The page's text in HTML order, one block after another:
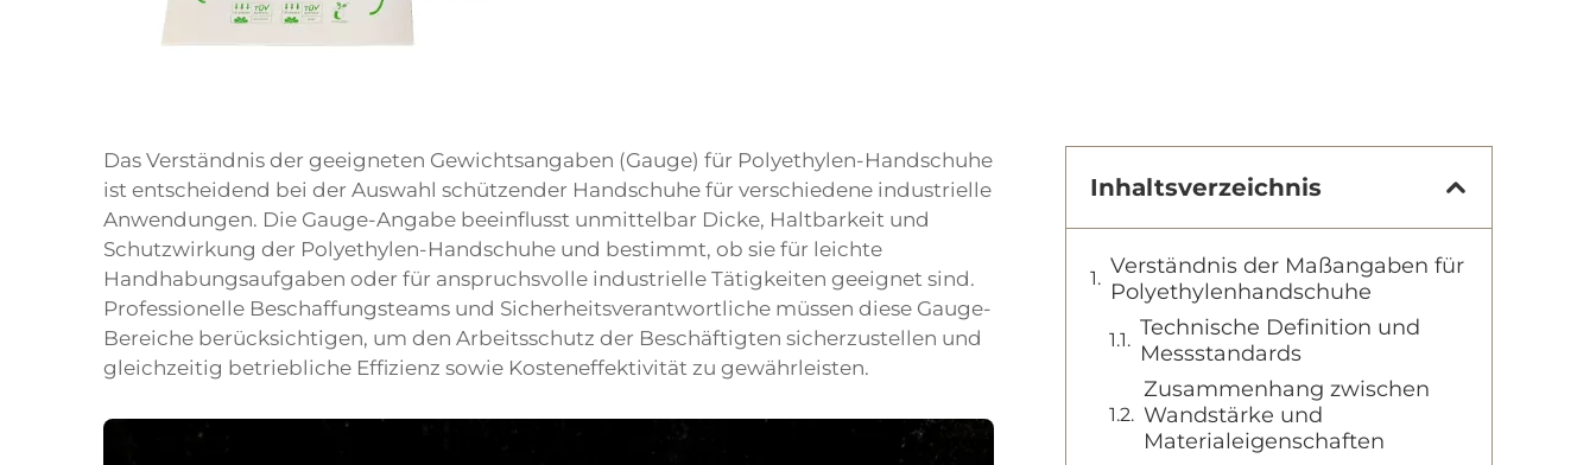
Das Verständnis der geeigneten Gewichtsangaben (Gauge) für Polyethylen-Handschuhe
ist entscheidend bei der Auswahl schützender Handschuhe für verschiedene industrielle
Anwendungen. Die Gauge-Angabe beeinflusst unmittelbar Dicke, Haltbarkeit und
Schutzwirkung der Polyethylen-Handschuhe und bestimmt, ob sie für leichte
Handhabungsaufgaben oder für anspruchsvolle industrielle Tätigkeiten geeignet sind.
Professionelle Beschaffungsteams und Sicherheitsverantwortliche müssen diese Gauge-
Bereiche berücksichtigen, um den Arbeitsschutz der Beschäftigten sicherzustellen und
gleichzeitig betriebliche Effizienz sowie Kosteneffektivität zu gewährleisten.
Inhaltsverzeichnis
Verständnis der Maßangaben für
Polyethylenhandschuhe
Technische Definition und
Messstandards
Zusammenhang zwischen
Wandstärke und
Materialeigenschaften